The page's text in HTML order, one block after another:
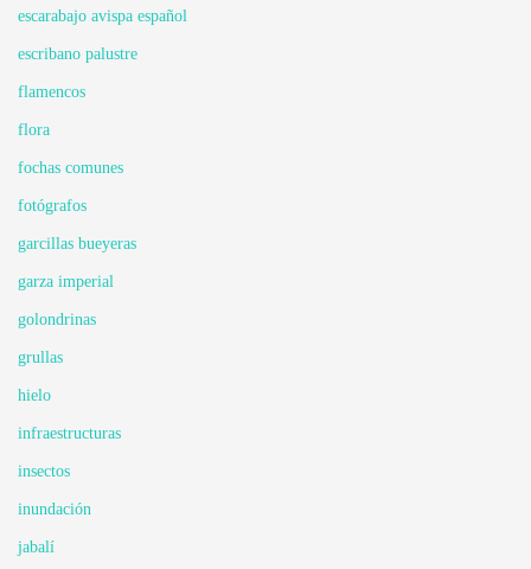
escarabajo avispa español
escribano palustre
flamencos
flora
fochas comunes
fotógrafos
garcillas bueyeras
garza imperial
golondrinas
grullas
hielo
infraestructuras
insectos
inundación
jabalí